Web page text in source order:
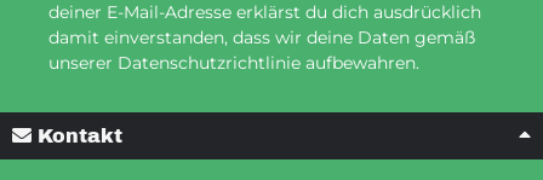
deiner E-Mail-Adresse erklärst du dich ausdrücklich
damit einverstanden, dass wir deine Daten gemäß
unserer Datenschutzrichtlinie aufbewahren.
Kontakt